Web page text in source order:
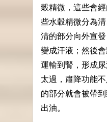
穀精微，這些會
些水穀精微分為
清的部分向外宣
變成汗液；然後
運輸到腎，形成
太過，肅降功能
的部分就會被帶
出油。